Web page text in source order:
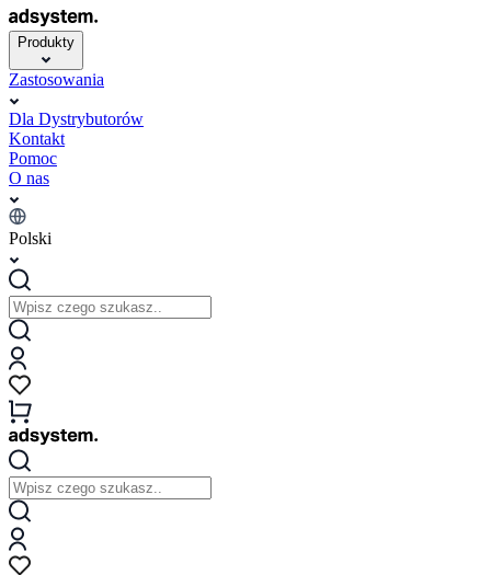
Produkty
Zastosowania
Dla Dystrybutorów
Kontakt
Pomoc
O nas
Polski